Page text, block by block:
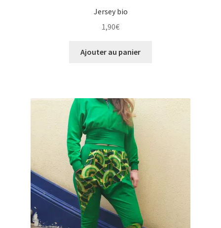
Jersey bio
1,90€
Ajouter au panier